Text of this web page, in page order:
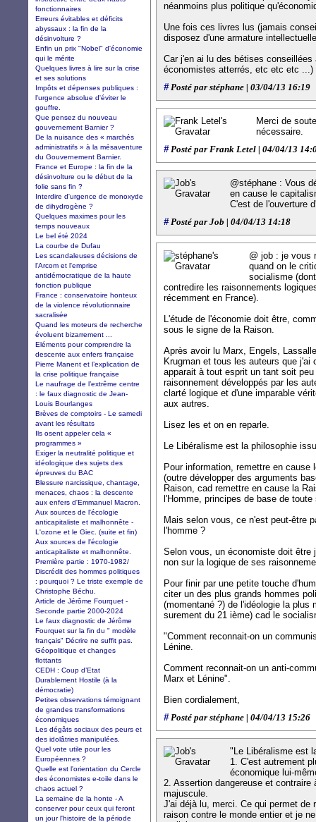
néanmoins plus politique
Une fois ces livres lus (jamais
disposez d'une armature
Car j'en ai lu des bétises
économistes atterrés, etc etc etc ...)
#Posté par stéphane | 03/04/13 16:19
Merci de
nécessaire.
#Posté par Frank Letel | 04/04/13
@stéphane : Vous
en cause le
C'est de l'ouverture
#Posté par Job | 04/04/13 14:18
@ job : je vous
quand on le
socialisme
contredire les raisonnements
récemment en France).
L'étude de l'économie doit être,
sous le signe de la Raison.
Après avoir lu Marx, Engels,
Krugman et tous les auteurs que j'ai
apparait à tout esprit un tant soit
raisonnement développés par les
clarté logique et d'une imparable
aux autres.
Lisez les et on en reparle.
Le Libéralisme est la philosophie
Pour information, remettre en
(outre développer des arguments
Raison, cad remettre en cause la
l'Homme, principes de base de
Mais selon vous, ce n'est peut-être
l'homme ?
Selon vous, un économiste doit être
non sur la logique de ses
Pour finir par une petite touche
citer un des plus grands hommes
(momentané ?) de l'idéologie la plus
surement du 21 ième) cad le
"Comment reconnait-on un
Lénine.
Comment reconnait-on un anti-
Marx et Lénine".
Bien cordialement,
#Posté par stéphane | 04/04/13 15:26
"Le Libéralisme est
1. C'est autrement
économique lui-
2. Assertion dangereuse et
majuscule.
J'ai déjà lu, merci. Ce qui permet
raison contre le monde entier et je
fonctionnaires
Erreurs évitables et déficits
abyssaux : la fin de la
désinvolture ?
Enfin un prix "Nobel" d'économie
qui le mérite
Quelques livres à lire sur la crise
et ses solutions
Impôts et dépenses publiques :
l'urgence absolue d'éviter le
gouffre.
Que pensez du nouveau
gouvernement Barnier ?
De la nuisance des « marchés
administratifs » à la mésaventure
du Gouvernement Barnier.
France et Europe : la fin de la
désinvolture ou le début de la
folie sans fin ?
Interdire d'urgence de monoxyde
de dihydrogène ?
Quelques maximes pour les
temps nouveaux
Le bel été 2024
La courbe de Dufau
Les scandaleuses décisions de
l'Arcom et l'emprise
antidémocratique de la haute
fonction publique
France : conservatoire honteux
de la violence révolutionnaire
sacralisée
Quand les moteurs de recherche
évoluent bizarrement ...
Eléments pour comprendre la
descente aux enfers française
Pierre Manent et l’explication de
la crise politique française
Le naufrage de l’extrême centre
: le faux diagnostic de Jean-
Louis Bourlanges
Brèves de comptoirs - Le samedi
avant les résultats
Ils osent appeler cela «
programmes »
Exiger la neutralité politique et
idéologique des sujets des
épreuves du BAC
Blessure narcissique, chantage,
menaces, chaos : la descente
aux enfers d'Emmanuel Macron.
Aux sources de l'écologie
anticapitaliste et malhonnête -
L'ozone et le Giec. (suite et fin)
Aux sources de l'écologie
anticapitaliste et malhonnête.
Première partie : 1970-1982/
Discrédit des hommes politiques
: pourquoi ? Le triste exemple de
Christophe Béchu.
Article de Jérôme Fourquet -
Seconde partie 2000-2024
Le faux diagnostic de Jérôme
Fourquet sur la fin du " modèle
français" Décrire ne suffit pas.
Géopolitique et changes
flottants
CEDH : Coup d’Etat
Durablement Hostile (à la
démocratie)
Petites observations témoignant
de grandes transformations
économiques
Les dégâts sociaux des peurs et
des idolâtries manipulées.
Quel vote utile pour les
Européennes ?
Quelle est l'orientation du Cercle
des économistes e-toile dans le
chaos actuel ?
La semaine de la honte - A
conserver pour ceux qui feront
un jour l'histoire de la période